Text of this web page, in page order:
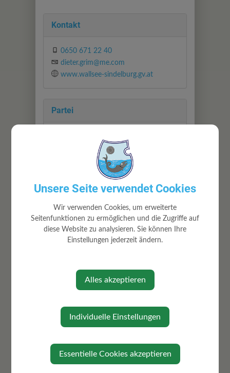
Kontakt
0650 671 22 40
dieter.grim@me.com
www.wallsee-sindelburg.gv.at
Partei
Zuständigkeiten
Spielplätze
Steganlagen
Unsere Seite verwendet Cookies
Wir verwenden Cookies, um erweiterte
Seitenfunktionen zu ermöglichen und die Zugriffe auf
diese Website zu analysieren. Sie können Ihre
Einstellungen jederzeit ändern.
Alles akzeptieren
Individuelle Einstellungen
Essentielle Cookies akzeptieren